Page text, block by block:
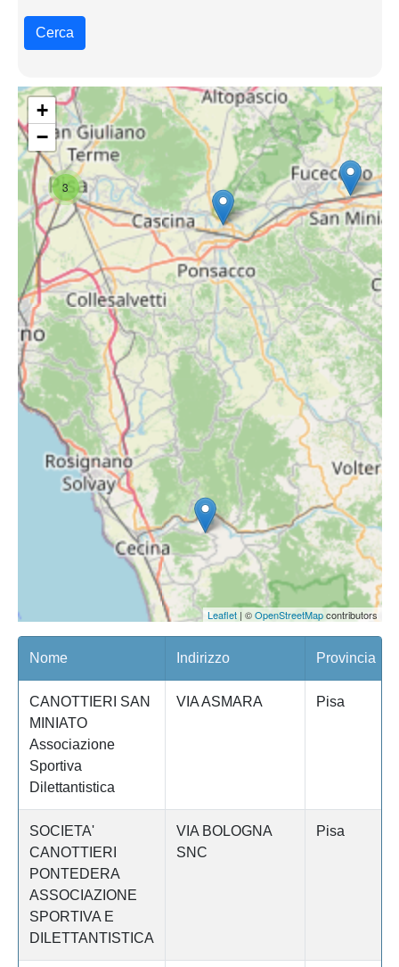
Cerca
3
+
−
Leaflet| ©OpenStreetMapcontributors
Nome Indirizzo Provincia
CANOTTIERI SAN
MINIATO
Associazione
Sportiva
Dilettantistica
VIA ASMARA Pisa
SOCIETA'
CANOTTIERI
PONTEDERA
ASSOCIAZIONE
SPORTIVA E
DILETTANTISTICA
VIA BOLOGNA
SNC
Pisa